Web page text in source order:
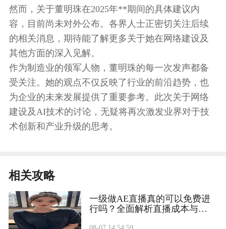
然而，关于董明珠在2025年**期间的具体建议内
容，目前尚未对外公布。各界人士正密切关注后续
的相关消息，期待能了解更多关于她在网络建设及
其他方面的深入见解。
作为制造业的领军人物，董明珠的每一次发声都备
受关注。她的观点不仅反映了行业的前沿趋势，也
为企业的未来发展提供了重要参考。此次关于网络
建设及AI技术的讨论，无疑将再次激发业界对于技
术创新和产业升级的思考。
相关攻略
一级做AE直播真的可以免费进
行吗？全面解析直播成本与收